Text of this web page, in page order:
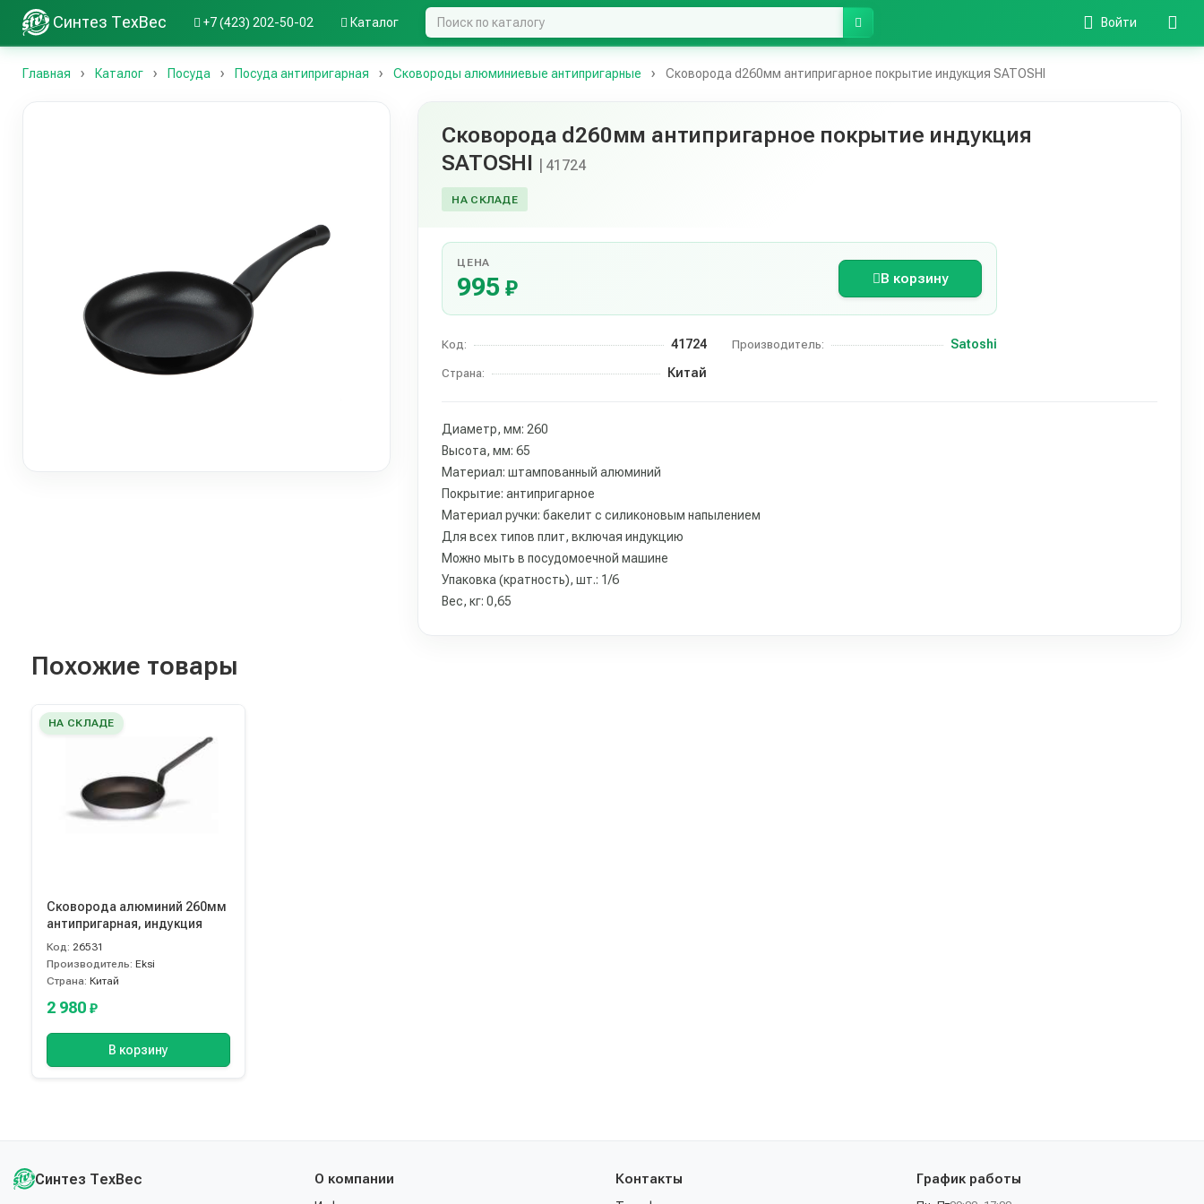
Синтез ТехВес +7 (423) 202-50-02 Каталог Войти
Главная Каталог Посуда Посуда антипригарная Сковороды алюминиевые антипригарные Сковорода d260мм антипригарное покрытие индукция SATOSHI
Сковорода d260мм антипригарное покрытие индукция
SATOSHI
| 41724
НА СКЛАДЕ
ЦЕНА
995₽ В корзину
Код: 41724 Производитель: Satoshi
Страна: Китай
Диаметр, мм: 260
Высота, мм: 65
Материал: штампованный алюминий
Покрытие: антипригарное
Материал ручки: бакелит с силиконовым напылением
Для всех типов плит, включая индукцию
Можно мыть в посудомоечной машине
Упаковка (кратность), шт.: 1/6
Вес, кг: 0,65
Похожие товары
НА СКЛАДЕ
Сковорода алюминий 260мм
антипригарная, индукция
Код: 26531
Производитель: Eksi
Страна: Китай
2 980 ₽
В корзину
Синтез ТехВес О компании Контакты График работы